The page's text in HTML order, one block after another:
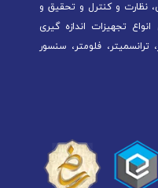
نظارت و کنترل و تحقیق و
تجهیزات اندازه گیری
فلومتر، سنسور